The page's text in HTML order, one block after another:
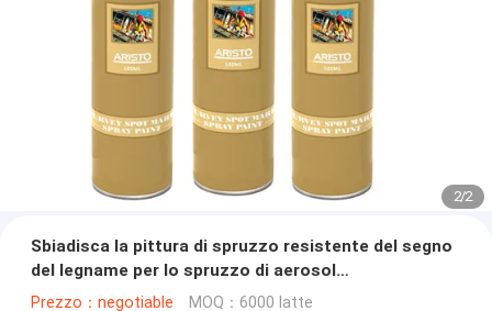
2/2
Sbiadisca la pittura di spruzzo resistente del segno
del legname per lo spruzzo di aerosol
ceppo/dell'albero indicatore/di legno
Prezzo：negotiable MOQ：6000 latte